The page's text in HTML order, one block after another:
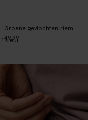
Groene gevlochten riem
49.99
1kleur